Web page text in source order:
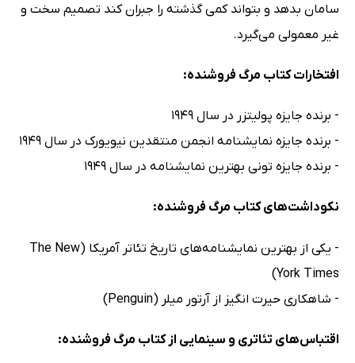
سامان بدهد و بتواند کمی گذشته را جبران کند تصمیم سخت و
غیر معمولی می‌گیرد.
افتخارات کتاب مرگ فروشنده:
- برنده جایزه پولیتزر در سال 1949
- برنده جایزه نمایشنامه انجمن منتقدین نیویورک در سال 1949
- برنده جایزه تونی بهترین نمایشنامه در سال 1949
نکوداشت‌های کتاب مرگ فروشنده:
- یکی از بهترین نمایشنامه‌های تاریخ تئاتر آمریکا (The New
York Times)
- شاهکاری حیرت انگیز از آرتور میلر (Penguin)
اقتباس‌های تئاتری و سینمایی از کتاب مرگ فروشنده: